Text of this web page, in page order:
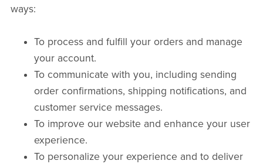
ways:
To process and fulfill your orders and manage
your account.
To communicate with you, including sending
order confirmations, shipping notifications, and
customer service messages.
To improve our website and enhance your user
experience.
To personalize your experience and to deliver